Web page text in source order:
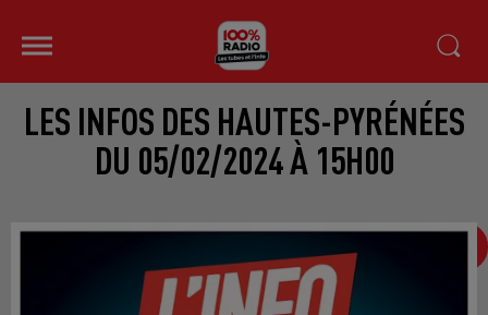
LES INFOS DES HAUTES-PYRÉNÉES
DU 05/02/2024 À 15H00